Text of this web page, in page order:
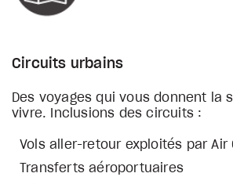
Circuits urbains
Des voyages qui vous donnent la
vivre. Inclusions des circuits :
Vols aller-retour exploités par Air
Transferts aéroportuaires